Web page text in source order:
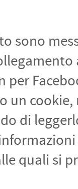
sono
per
cookie,
di
quali si